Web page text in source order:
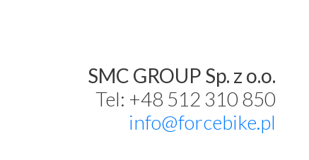
SMC GROUP Sp. z o.o.
Tel: +48 512 310 850
info@forcebike.pl